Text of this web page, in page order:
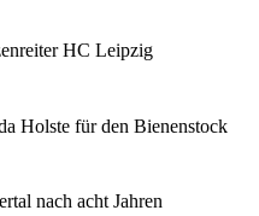
HC Leipzig
Holste für den Bienenstock
nach acht Jahren